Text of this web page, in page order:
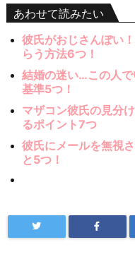
あわせて読みたい
彼氏がおじさんぽい
らう方法6つ！
結婚の迷い…この人
基準5つ！
マザコン彼氏の見分
るポイント7つ
彼氏にメールを無視
と5つ！